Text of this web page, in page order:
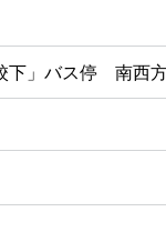
下」バス停 南西